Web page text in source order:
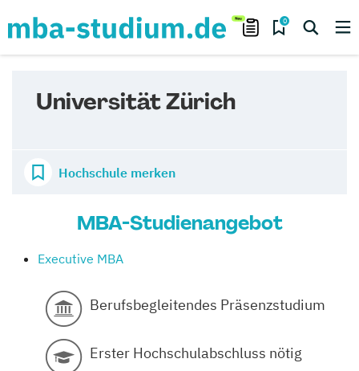
0
Universität Zürich
Hochschule merken
MBA-Studienangebot
Executive MBA
Berufsbegleitendes Präsenzstudium
Erster Hochschulabschluss nötig